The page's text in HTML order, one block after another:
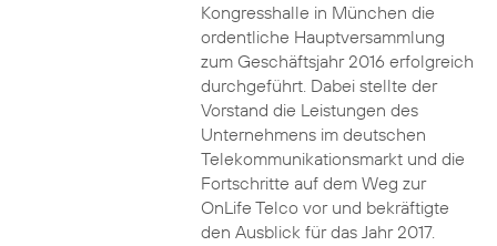
Kongresshalle in München die
ordentliche Hauptversammlung
zum Geschäftsjahr 2016 erfolgreich
durchgeführt. Dabei stellte der
Vorstand die Leistungen des
Unternehmens im deutschen
Telekommunikationsmarkt und die
Fortschritte auf dem Weg zur
OnLife Telco vor und bekräftigte
den Ausblick für das Jahr 2017.